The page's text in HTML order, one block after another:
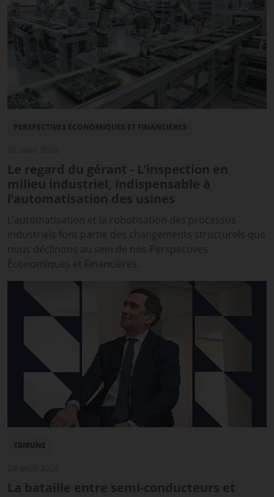
PERSPECTIVES ÉCONOMIQUES ET FINANCIÈRES
Le regard du gérant - L’inspection en
milieu industriel, indispensable à
l’automatisation des usines
L’automatisation et la robotisation des processus
industriels font partie des changements structurels que
nous déclinons au sein de nos Perspectives
Économiques et Financières.
TRIBUNE
La bataille entre semi-conducteurs et